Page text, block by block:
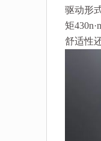
驱动形
矩
舒适性